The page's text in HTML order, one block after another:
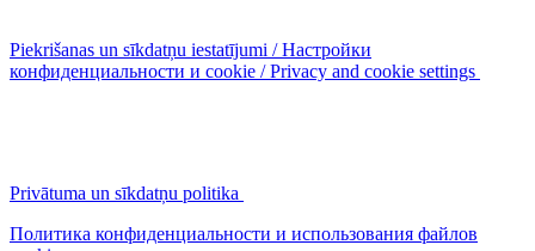
Piekrišanas un sīkdatņu iestatījumi / Настройки
конфиденциальности и cookie / Privacy and cookie settings
Privātuma un sīkdatņu politika
Политика конфиденциальности и использования файлов